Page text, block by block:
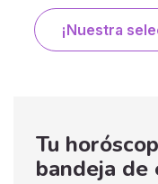
¡Nuestra
Tu
bandeja de